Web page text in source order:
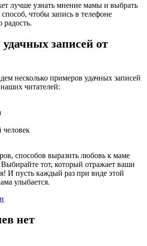
лучше узнать мнение мамы и выбрать
чтобы запись в телефоне
радость.
записей от
несколько примеров удачных записей
читателей:
способов выразить любовь к маме
тот, который отражает ваши
И пусть каждый раз при виде этой
улыбается.
нет